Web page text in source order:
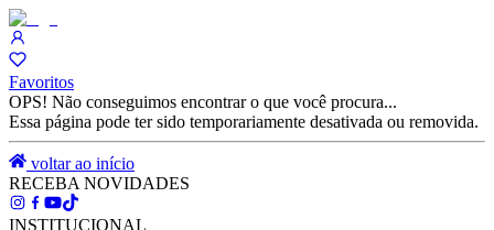
Favoritos
OPS! Não conseguimos encontrar o que você procura...
Essa página pode ter sido temporariamente desativada ou removida.
voltar ao início
RECEBA NOVIDADES
INSTITUCIONAL